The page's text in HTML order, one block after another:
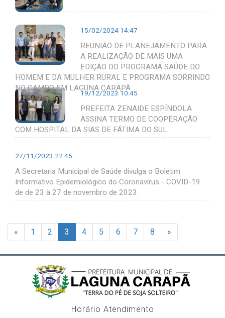
15/02/2024 14:47
REUNIÃO DE PLANEJAMENTO PARA
A REALIZAÇÃO DE MAIS UMA
EDIÇÃO DO PROGRAMA SAÚDE DO
HOMEM E DA MULHER RURAL E PROGRAMA SORRINDO
NO CAMPO EM LAGUNA CARAPÃ
19/12/2023 10:45
PREFEITA ZENAIDE ESPÍNDOLA
ASSINA TERMO DE COOPERAÇÃO
COM HOSPITAL DA SIAS DE FÁTIMA DO SUL
27/11/2023 22:45
A Secretaria Municipal de Saúde divulga o Boletim
Informativo Epidemiológico do Coronavírus - COVID-19
de de 23 à 27 de novembro de 2023.
« 1 2 3 4 5 6 7 8 »
Horário Atendimento